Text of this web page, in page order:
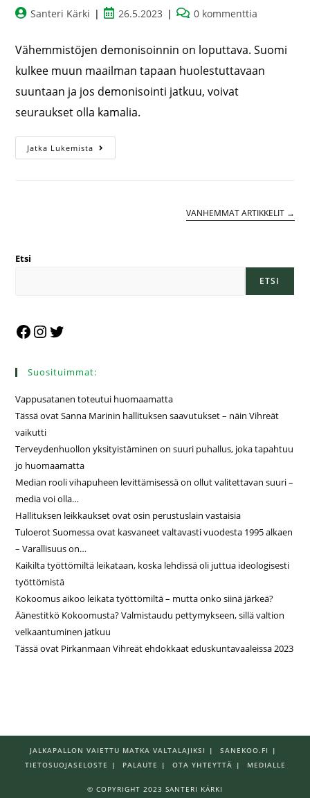
Santeri Kärki 26.5.2023 0 kommenttia
Vähemmistöjen demonisoinnin on loputtava. Suomi
kulkee muun maailman tapaan huolestuttavaan
suuntaan ja jos demonisointi jatkuu, voivat
seuraukset olla kamalia.
Jatka Lukemista
VANHEMMAT ARTIKKELIT →
Etsi
ETSI
Suosituimmat:
Vappusatanen toteutui huomaamatta
Tässä ovat Sanna Marinin hallituksen saavutukset – näin Vihreät
vaikutti
Terveydenhuollon yksityistäminen on suuri puhallus, joka tapahtuu
jo huomaamatta
Median rooli vihapuheen levittämisessä on ollut valitettavan suuri –
media voi olla…
Hallituksen leikkaukset ovat osin perustuslain vastaisia
Tuloerot Suomessa ovat kasvaneet valtavasti vuodesta 1995 alkaen
– Varallisuus on…
Kaikilta työttömiltä leikataan, koska lehdissä oli juttua ideologisesti
työttömistä
Kokoomus aikoo leikata työttömiltä – mutta onko siinä järkeä?
Äänestitkö Kokoomusta? Valmistaudu pettymykseen, sillä valtion
velkaantuminen jatkuu
Tässä ovat Pirkanmaan Vihreät ehdokkaat eduskuntavaaleissa 2023
JALKAPALLON VAIETTU MATKA VALTALAJIKSI
SANEKOO.FI
TIETOSUOJASELOSTE
PALAUTE OTA YHTEYTTÄ MEDIALLE
© COPYRIGHT 2023 SANTERI KÄRKI